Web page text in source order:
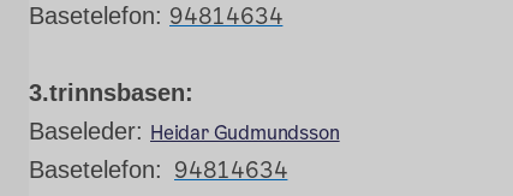
Basetelefon: 94814634
3.trinnsbasen:
Baseleder: Heidar Gudmundsson
Basetelefon: 94814634